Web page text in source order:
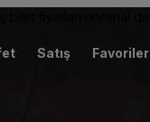
Satış Favoriler